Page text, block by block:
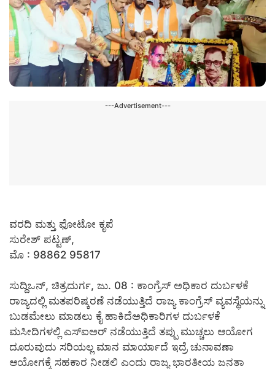
---Advertisement---
ವರದಿ ಮತ್ತು ಫೋಟೋ ಕೃಪೆ
ಸುರೇಶ್ ಪಟ್ಟಣ್,
ಮೊ : 98862 95817
ಸುದ್ದಿಒನ್, ಚಿತ್ರದುರ್ಗ, ಜು. 08 : ಕಾಂಗ್ರೆಸ್ ಅಧಿಕಾರ ದುರ್ಬಳಕೆ
ರಾಜ್ಯದಲ್ಲಿ ಮತಪರಿಷ್ಕರಣೆ ನಡೆಯುತ್ತಿದೆ ರಾಜ್ಯ ಕಾಂಗ್ರೆಸ್ ವ್ಯವಸ್ಥೆಯನ್ನು
ಬುಡಮೇಲು ಮಾಡಲು ಕೈ ಹಾಕಿದೆಅಧಿಕಾರಿಗಳ ದುರ್ಬಳಕೆ
ಮಸೀದಿಗಳಲ್ಲಿ ಎಸ್‍ಐಅರ್ ನಡೆಯುತ್ತಿದೆ ತಪ್ಪು ಮುಚ್ಚಲು ಆಯೋಗ
ದೂರುವುದು ಸರಿಯಲ್ಲ ಮಾನ ಮಾರ್ಯಾದೆ ಇದ್ರೆ ಚುನಾವಣಾ
ಆಯೋಗಕ್ಕೆ ಸಹಕಾರ ನೀಡಲಿ ಎಂದು ರಾಜ್ಯ ಭಾರತೀಯ ಜನತಾ